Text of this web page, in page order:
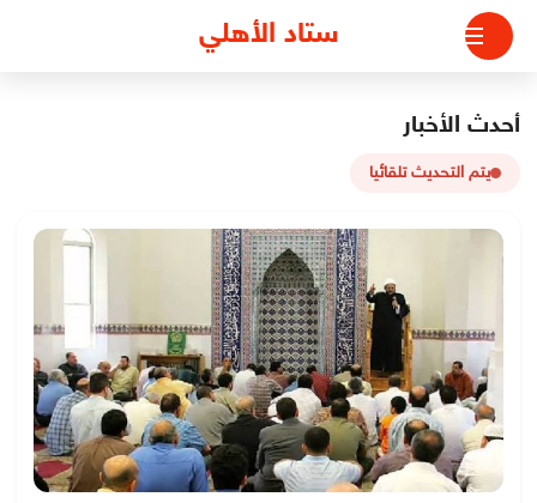
التجاوز
المحتوى
ستاد الأهلي
أحدث الأخبار
يتم التحديث تلقائيا